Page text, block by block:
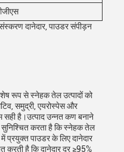
दानेदार, पाउडर संपीड़न
रूप से स्नेहक तेल उत्पादों को
समुद्री, एयरोस्पेस और
सही है।उत्पाद उन्नत कण बनाने
करता है कि स्नेहक तेल
प्रयुक्त पाउडर के लिए दानेदार
करती है कि दानेदार दर ≥95%